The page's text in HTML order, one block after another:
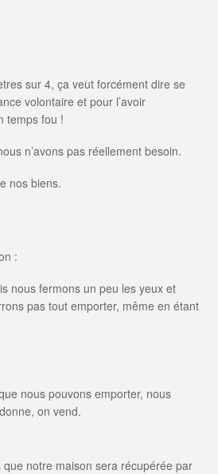
sur 4, ça veut forcément dire se
volontaire et pour l’avoir
temps fou !
n’avons pas réellement besoin.
nos biens.
:
nous fermons un peu les yeux et
pas tout emporter, même en étant
nous pouvons emporter, nous
on vend.
notre maison sera récupérée par